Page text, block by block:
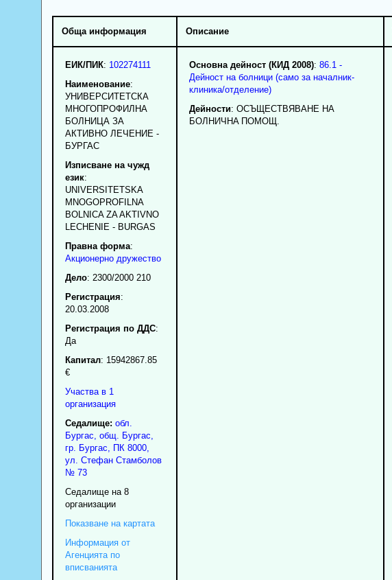
Обща информация Описание
ЕИК/ПИК: 102274111
Наименование:
УНИВЕРСИТЕТСКА
МНОГОПРОФИЛНА
БОЛНИЦА ЗА
АКТИВНО ЛЕЧЕНИЕ -
БУРГАС
Изписване на чужд
език:
UNIVERSITETSKA
MNOGOPROFILNA
BOLNICA ZA AKTIVNO
LECHENIE - BURGAS
Правна форма:
Акционерно дружество
Дело: 2300/2000 210
Регистрация:
20.03.2008
Регистрация по ДДС:
Да
Капитал: 15942867.85
€
Участва в 1
организация
Седалище: обл.
Бургас общ. Бургас
гр. Бургас , ПК 8000,
ул. Стефан Стамболов
№ 73
Седалище на 8
организации
Показване на картата
Информация от
Агенцията по
вписванията
Основна дейност (КИД 2008): 86.1 -
Дейност на болници (само за началник-
клиника/отделение)
Дейности: OCЪЩECTBЯBAHE HA
БOЛHИЧHA ПOMOЩ.